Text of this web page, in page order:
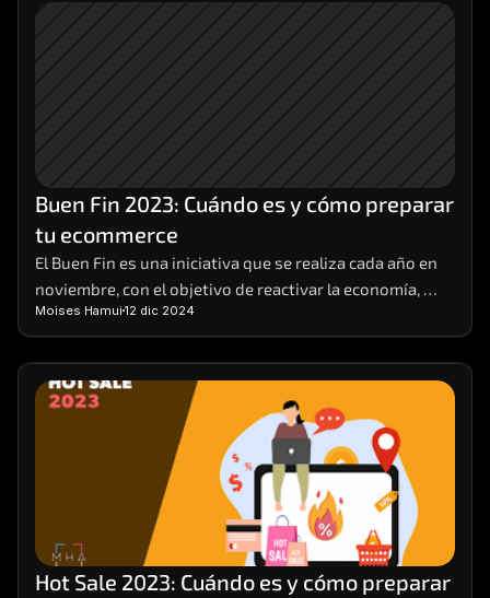
unitarias o unit economics son la base sobre la cual
Buen Fin 2023: Cuándo es y cómo preparar
tu ecommerce
El Buen Fin es una iniciativa que se realiza cada año en
noviembre, con el objetivo de reactivar la economía,
impulsar las ventas y ofrecer beneficios a los
consumidores y a los comerciantes. Durante el Buen Fin,
las empresas participantes ofrecen descuentos,
promociones y facilidades de pago en sus productos y
servicios, tanto en tiendas físicas como en línea.
Moises Hamui 12 dic 2024
Hot Sale 2023: Cuándo es y cómo preparar